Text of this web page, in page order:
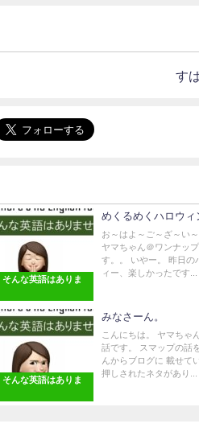
す
そんな英語はありま
めくるめくハロウィ
お～はよ～ご～ざ～い
ヤマちゃん＠ワンナッ
す。。 いやー。 昨日の
ィー、楽しかったです...
そんな英語はありま
みなさーん。
こんにちは。 ヤマちゃ
話です。 スマップの話
んからブログに 載せて
押しされたネタがあり...